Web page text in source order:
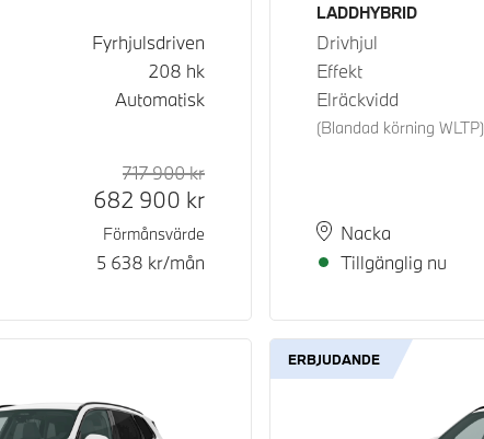
Fyrhjulsdriven
208 hk
Automatisk
Rek. ord pris
717 900krKontantpris
682 900 kr
Förmånsvärde
5 638 kr/mån
Bränsle
LADDHYBRID
Drivhjul
Effekt
Elräckvidd
(Blandad körning WLTP)
PlatsNacka
Leveranstid
Tillgänglig nu
ERBJUDANDE